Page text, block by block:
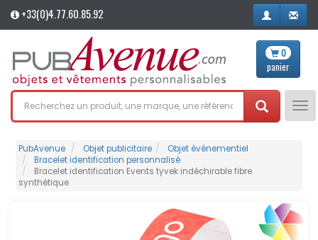
+33(0)4.77.60.85.92
0
panier
PubAvenue Objet publicitaire
Objet événementiel
Bracelet identification personnalisé
Bracelet identification Events tyvek indéchirable fibre
synthétique